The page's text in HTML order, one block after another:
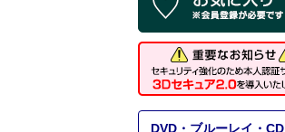
DVD・ブルーレイ・CD